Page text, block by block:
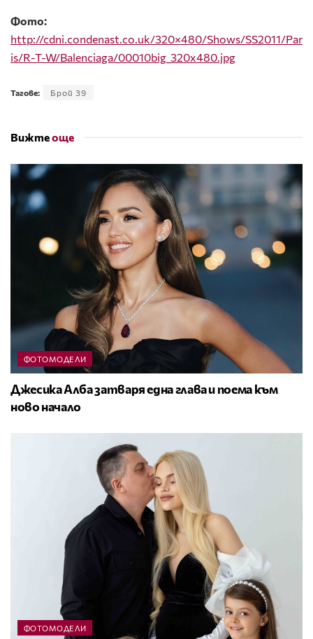
Фото:
http://cdni.condenast.co.uk/320×480/Shows/SS2011/Par
is/R-T-W/Balenciaga/00010big_320x480.jpg
Тагове: Брой 39
Вижтеоще
ФОТОМОДЕЛИ
Джесика Алба затваря една глава и поема към
ново начало
ФОТОМОДЕЛИ